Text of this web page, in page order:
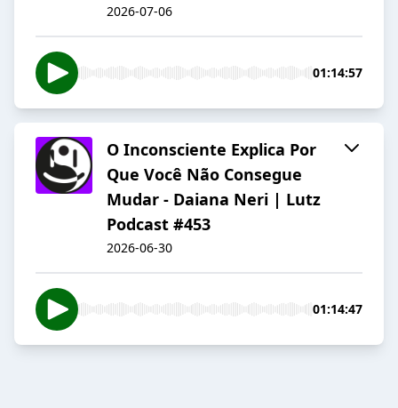
2026-07-06
01:14:57
O Inconsciente Explica Por
Que Você Não Consegue
Mudar - Daiana Neri | Lutz
Podcast #453
2026-06-30
01:14:47